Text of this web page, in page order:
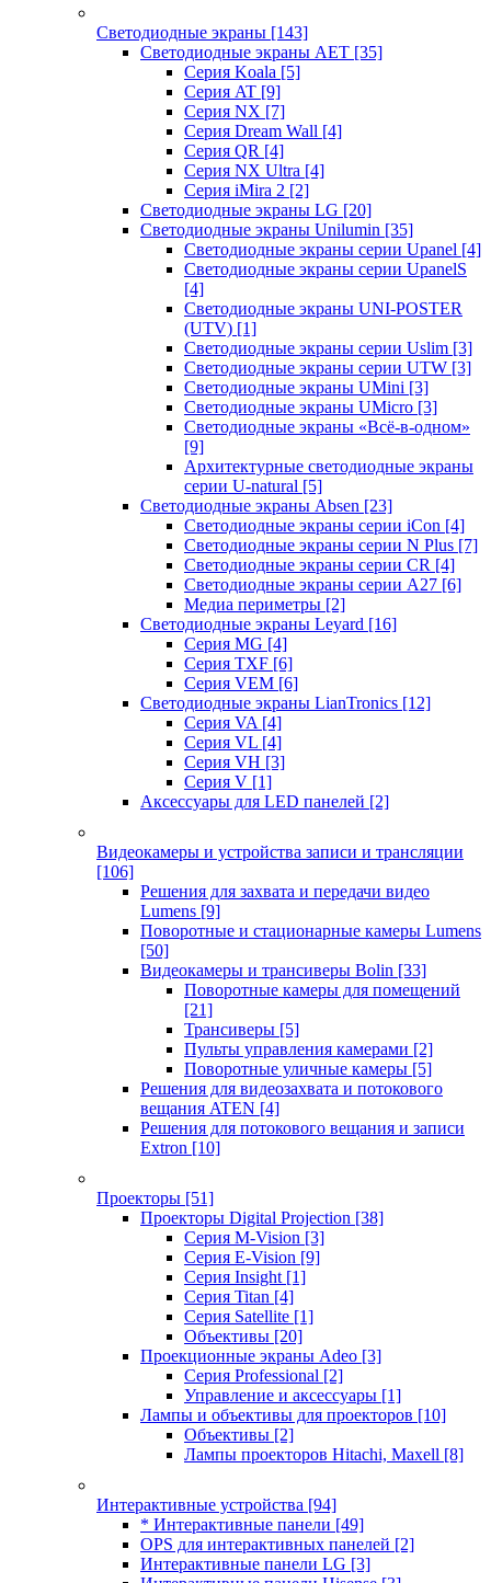
Светодиодные экраны [143]
Светодиодные экраны AET [35]
Cерия Koala [5]
Серия AT [9]
Серия NX [7]
Серия Dream Wall [4]
Серия QR [4]
Серия NX Ultra [4]
Серия iMira 2 [2]
Светодиодные экраны LG [20]
Светодиодные экраны Unilumin [35]
Светодиодные экраны серии Upanel [4]
Светодиодные экраны серии UpanelS
[4]
Светодиодные экраны UNI-POSTER
(UTV) [1]
Светодиодные экраны серии Uslim [3]
Светодиодные экраны серии UTW [3]
Светодиодные экраны UMini [3]
Светодиодные экраны UMicro [3]
Светодиодные экраны «Всё-в-одном»
[9]
Архитектурные светодиодные экраны
серии U-natural [5]
Светодиодные экраны Absen [23]
Светодиодные экраны серии iCon [4]
Светодиодные экраны серии N Plus [7]
Светодиодные экраны серии CR [4]
Светодиодные экраны серии А27 [6]
Медиа периметры [2]
Светодиодные экраны Leyard [16]
Серия MG [4]
Серия TXF [6]
Серия VEM [6]
Светодиодные экраны LianTronics [12]
Серия VA [4]
Серия VL [4]
Серия VH [3]
Серия V [1]
Аксессуары для LED панелей [2]
Видеокамеры и устройства записи и трансляции
[106]
Решения для захвата и передачи видео
Lumens [9]
Поворотные и стационарные камеры Lumens
[50]
Видеокамеры и трансиверы Bolin [33]
Поворотные камеры для помещений
[21]
Трансиверы [5]
Пульты управления камерами [2]
Поворотные уличные камеры [5]
Решения для видеозахвата и потокового
вещания ATEN [4]
Решения для потокового вещания и записи
Extron [10]
Проекторы [51]
Проекторы Digital Projection [38]
Серия M-Vision [3]
Серия E-Vision [9]
Серия Insight [1]
Серия Titan [4]
Серия Satellite [1]
Объективы [20]
Проекционные экраны Adeo [3]
Серия Professional [2]
Управление и аксессуары [1]
Лампы и объективы для проекторов [10]
Объективы [2]
Лампы проекторов Hitachi, Maxell [8]
Интерактивные устройства [94]
* Интерактивные панели [49]
OPS для интерактивных панелей [2]
Интерактивные панели LG [3]